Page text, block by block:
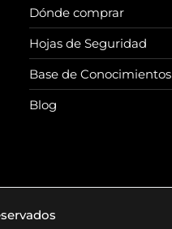
Dónde comprar
Hojas de Seguridad
Base de Conocimientos
Blog